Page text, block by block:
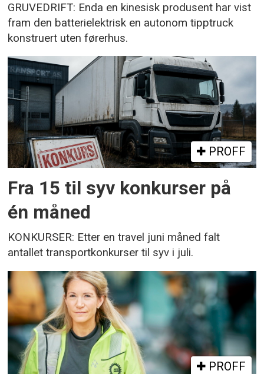
GRUVEDRIFT: Enda en kinesisk produsent har vist
fram den batterielektrisk en autonom tipptruck
konstruert uten førerhus.
PROFF
Fra 15 til syv konkurser på
én måned
KONKURSER: Etter en travel juni måned falt
antallet transportkonkurser til syv i juli.
PROFF